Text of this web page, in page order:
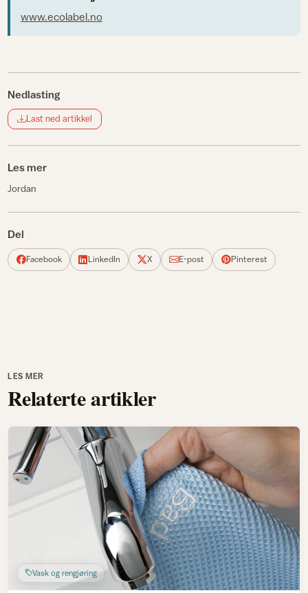
www.ecolabel.no
Nedlasting
Last ned artikkel
Les mer
Jordan
Del
Facebook LinkedIn X E-post Pinterest
LES MER
Relaterte artikler
Vask og rengjøring